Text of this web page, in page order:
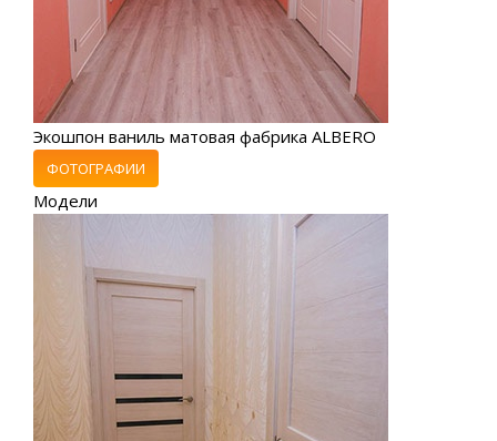
Экошпон ваниль матовая фабрика ALBERO
ФОТОГРАФИИ
Модели